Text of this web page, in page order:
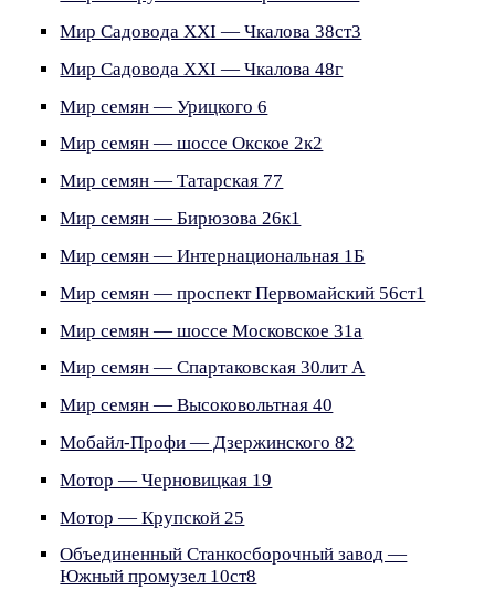
Мир Садовода XXI — Чкалова 38ст3
Мир Садовода XXI — Чкалова 48г
Мир семян — Урицкого 6
Мир семян — шоссе Окское 2к2
Мир семян — Татарская 77
Мир семян — Бирюзова 26к1
Мир семян — Интернациональная 1Б
Мир семян — проспект Первомайский 56ст1
Мир семян — шоссе Московское 31а
Мир семян — Спартаковская 30лит А
Мир семян — Высоковольтная 40
Мобайл-Профи — Дзержинского 82
Мотор — Черновицкая 19
Мотор — Крупской 25
Объединенный Станкосборочный завод —
Южный промузел 10ст8